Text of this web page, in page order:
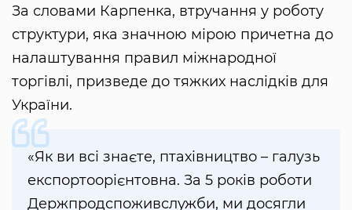
За словами Карпенка, втручання у роботу
структури, яка значною мірою причетна до
налаштування правил міжнародної
торгівлі, призведе до тяжких наслідків для
України.
«Як ви всі знаєте, птахівництво – галузь
експортоорієнтовна. За 5 років роботи
Держпродспоживслужби, ми досягли